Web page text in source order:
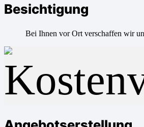
Besichtigung
Bei Ihnen vor Ort verschaffen wir